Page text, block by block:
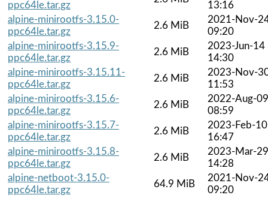
ppc64le.tar.gz
13:16
alpine-minirootfs-3.15.0-
ppc64le.tar.gz
2.6 MiB
2021-Nov-
09:20
alpine-minirootfs-3.15.9-
ppc64le.tar.gz
2.6 MiB
2023-Jun-14
14:30
alpine-minirootfs-3.15.11-
ppc64le.tar.gz
2.6 MiB
2023-Nov-
11:53
alpine-minirootfs-3.15.6-
ppc64le.tar.gz
2.6 MiB
2022-Aug-09
08:59
alpine-minirootfs-3.15.7-
ppc64le.tar.gz
2.6 MiB
2023-Feb-10
16:47
alpine-minirootfs-3.15.8-
ppc64le.tar.gz
2.6 MiB
2023-Mar-29
14:28
alpine-netboot-3.15.0-
ppc64le.tar.gz
64.9 MiB
2021-Nov-
09:20